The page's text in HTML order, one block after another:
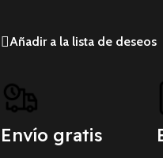
Añadir a la lista de deseos
Envío gratis